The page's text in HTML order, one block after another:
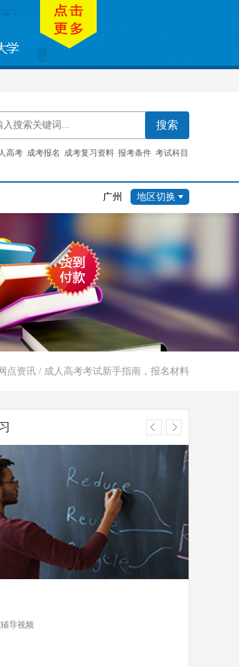
高考 成考报名 成考复习资料 报考条件 考试科目
广州 地区切换
点资讯 / 成人高考考试新手指南，报名材料
频